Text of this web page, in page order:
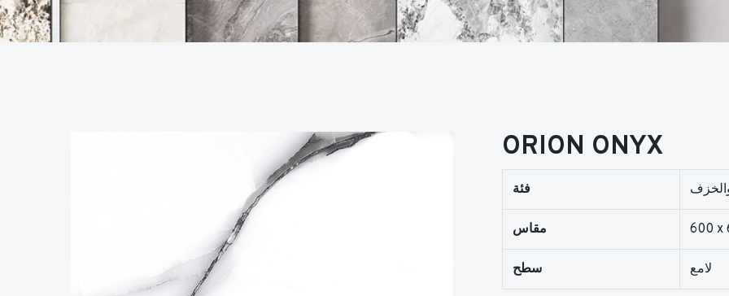
ORION ONYX
فئة
مقاس 600 x
سطح لامع